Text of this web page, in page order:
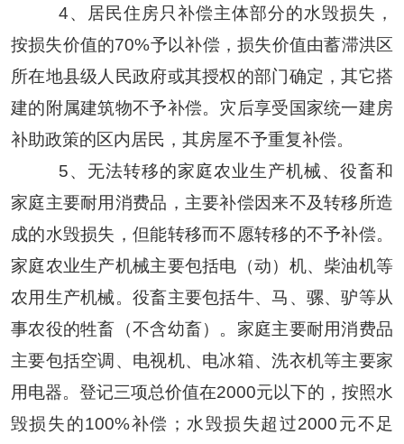
4、居民住房只补偿主体部分的水毁损失，
按损失价值的70%予以补偿，损失价值由蓄滞洪区
所在地县级人民政府或其授权的部门确定，其它搭
建的附属建筑物不予补偿。灾后享受国家统一建房
补助政策的区内居民，其房屋不予重复补偿。
5、无法转移的家庭农业生产机械、役畜和
家庭主要耐用消费品，主要补偿因来不及转移所造
成的水毁损失，但能转移而不愿转移的不予补偿。
家庭农业生产机械主要包括电（动）机、柴油机等
农用生产机械。役畜主要包括牛、马、骡、驴等从
事农役的牲畜（不含幼畜）。家庭主要耐用消费品
主要包括空调、电视机、电冰箱、洗衣机等主要家
用电器。登记三项总价值在2000元以下的，按照水
毁损失的100%补偿；水毁损失超过2000元不足